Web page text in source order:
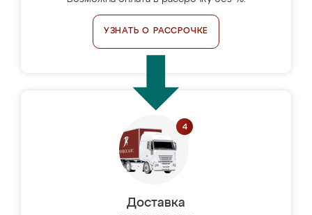
УЗНАТЬ О РАССРОЧКЕ
Доставка